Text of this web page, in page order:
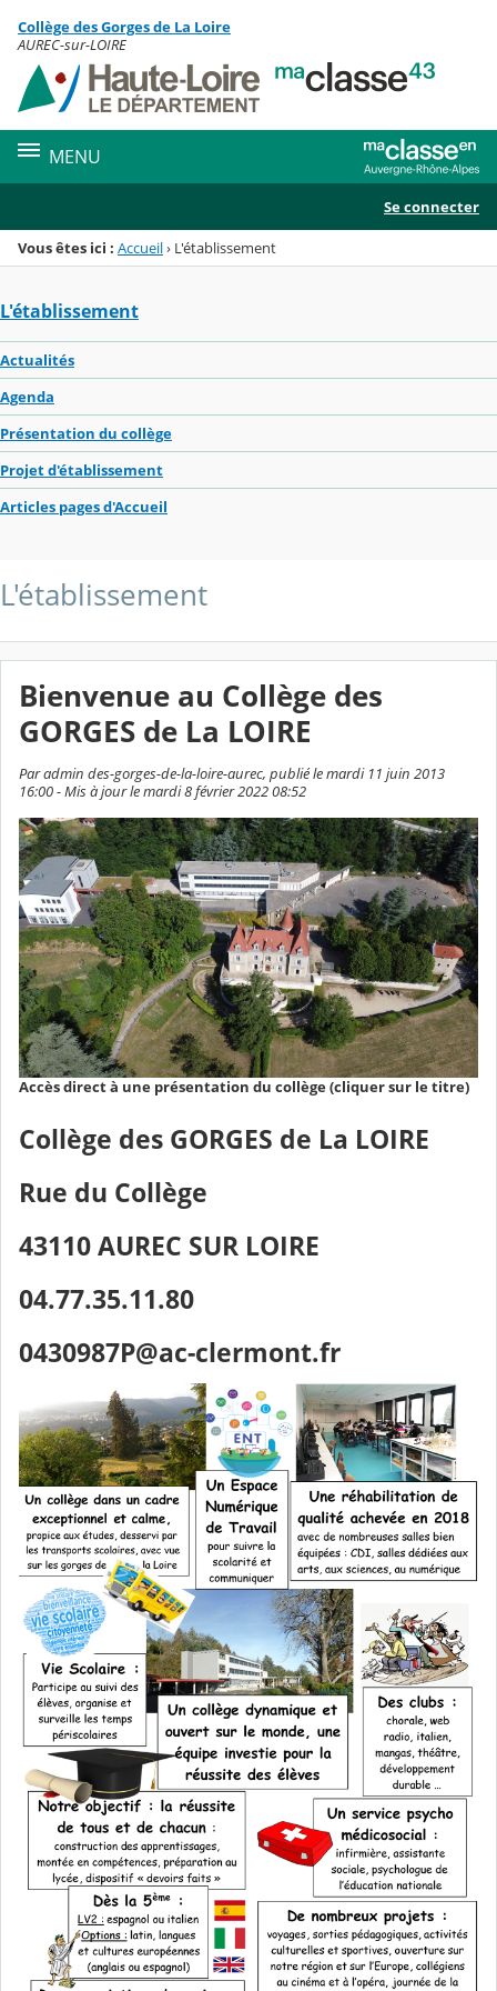
Menu de la rubrique
Contenu
Collège des Gorges de La Loire
AUREC-sur-LOIRE
MENU
Se connecter
Vous êtes ici : Accueil› L'établissement
L'établissement
Actualités
Agenda
Présentation du collège
Projet d'établissement
Articles pages d'Accueil
L'établissement
Bienvenue au Collège des
GORGES de La LOIRE
Par admin des-gorges-de-la-loire-aurec, publié le mardi 11 juin 2013
16:00 - Mis à jour le mardi 8 février 2022 08:52
Accès direct à une présentation du collège (cliquer sur le titre)
Collège des GORGES de La LOIRE
Rue du Collège
43110 AUREC SUR LOIRE
04.77.35.11.80
0430987P@ac-clermont.fr